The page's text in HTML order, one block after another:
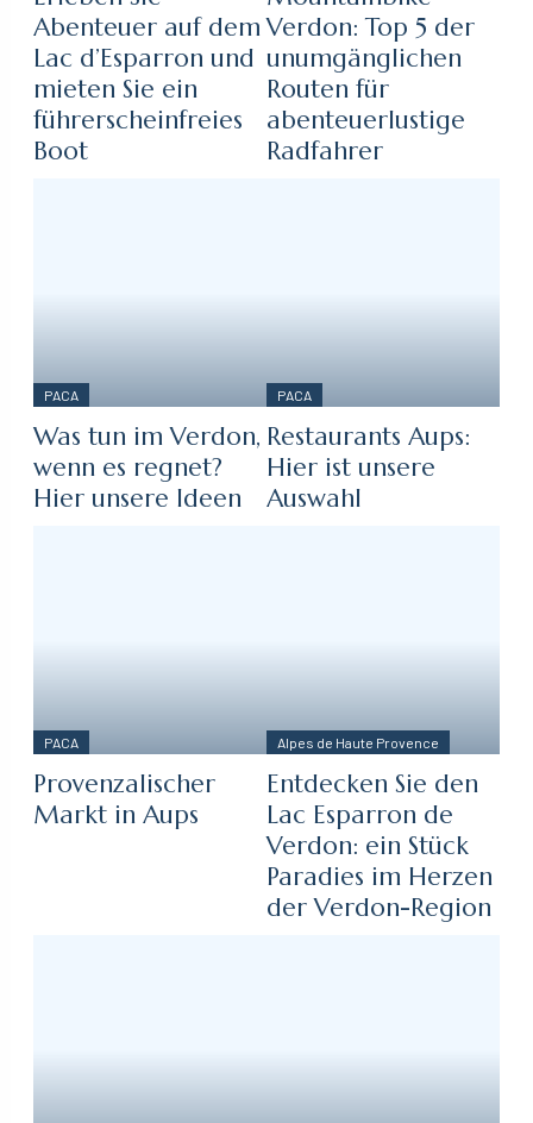
Abenteuer auf dem
Lac d’Esparron und
mieten Sie ein
führerscheinfreies
Boot
Verdon: Top 5 der
unumgänglichen
Routen für
abenteuerlustige
Radfahrer
PACA
Was tun im Verdon,
wenn es regnet?
Hier unsere Ideen
PACA
Restaurants Aups:
Hier ist unsere
Auswahl
PACA
Provenzalischer
Markt in Aups
Alpes de Haute Provence
Entdecken Sie den
Lac Esparron de
Verdon: ein Stück
Paradies im Herzen
der Verdon-Region